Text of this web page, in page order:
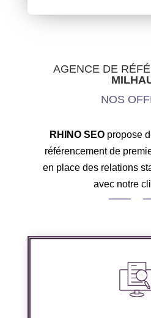
AGENCE DE
NOS
RHINO SEOpropose
référencement de
en place des relations
avec notre
Nous réalisons un audit
travers les mots clés